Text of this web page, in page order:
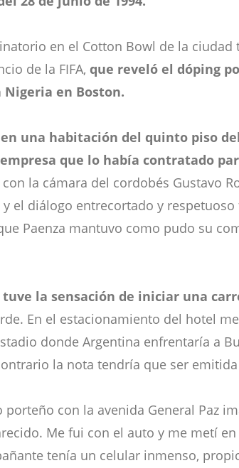
en el Cotton Bowl de la
de la FIFA, que reveló el dóping
en Boston.
una habitación del quinto piso
que lo había contratado
la cámara del cordobés Gustavo
el diálogo entrecortado y
Paenza mantuvo como pudo su
la sensación de iniciar una
En el estacionamiento del hotel
donde Argentina enfrentaría a
la nota tendría que ser
con la avenida General Paz
Me fui con el auto y me metí
tenía un celular inmenso,